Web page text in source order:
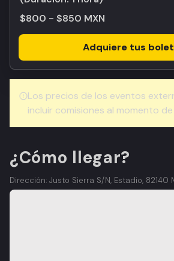
$800 - $850 MXN
Adquiere tus
Los precios de los eventos
incluir comisiones al momento
¿Cómo llegar?
Dirección: Justo Sierra S/N, Estadio, 82140